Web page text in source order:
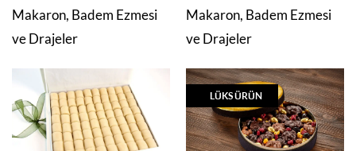
Makaron, Badem Ezmesi
ve Drajeler
Makaron, Badem Ezmesi
ve Drajeler
LÜKS ÜRÜN